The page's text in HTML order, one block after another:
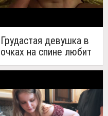
Грудастая девушка в
очках на спине любит
секс в миссионерской
позе